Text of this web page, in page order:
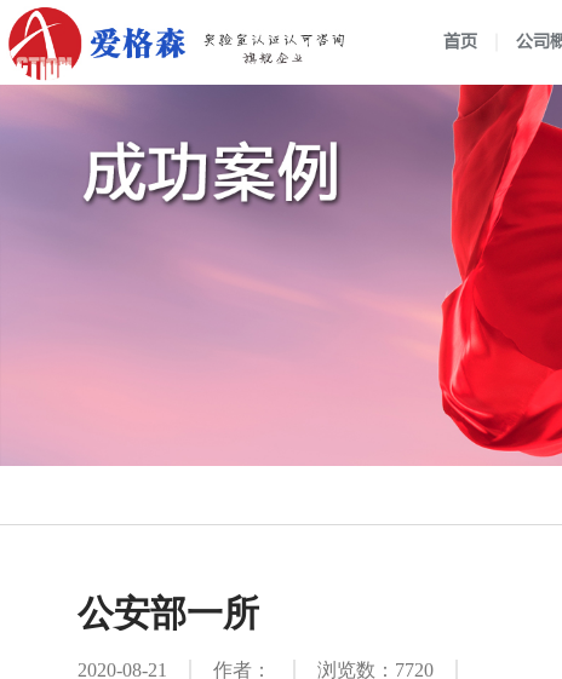
首页 公司
战略管理
公司新闻
国家实验
公安部一所
2020-08-21 作者： 浏览数：7720